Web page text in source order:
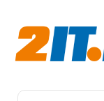
Wyszukiwarka
Słowo kluczowe